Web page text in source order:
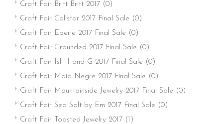
Craft Fair Britt Britt 2017 (0)
Craft Fair Calistar 2017 Final Sale (0)
Craft Fair Eberle 2017 Final Sale (0)
Craft Fair Grounded 2017 Final Sale (0)
Craft Fair Isl H and G 2017 Final Sale (0)
Craft Fair Maia Negre 2017 Final Sale (0)
Craft Fair Mountainside Jewelry 2017 Final Sale (0)
Craft Fair Sea Salt by Em 2017 Final Sale (0)
Craft Fair Toasted Jewelry 2017 (1)